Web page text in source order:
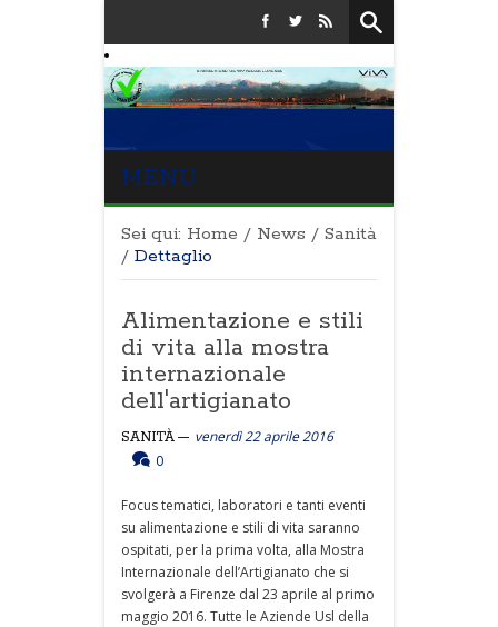
MENU
Sei qui: Home / News / Sanità
/ Dettaglio
Alimentazione e stili
di vita alla mostra
internazionale
dell'artigianato
SANITÀ
venerdì 22 aprile 2016
0
Focus tematici, laboratori e tanti eventi
su alimentazione e stili di vita saranno
ospitati, per la prima volta, alla Mostra
Internazionale dell’Artigianato che si
svolgerà a Firenze dal 23 aprile al primo
maggio 2016. Tutte le Aziende Usl della